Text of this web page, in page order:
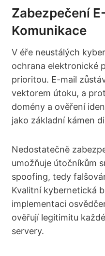
Zabezpečení
Komunikace
V éře neustálých
ochrana elektronické
prioritou. E-mail
vektorem útoku, a
domény a ověření
jako základní kámen
Nedostatečně
umožňuje útočníkům
spoofing, tedy
Kvalitní kybernetická
implementaci
ověřují legitimitu
servery.